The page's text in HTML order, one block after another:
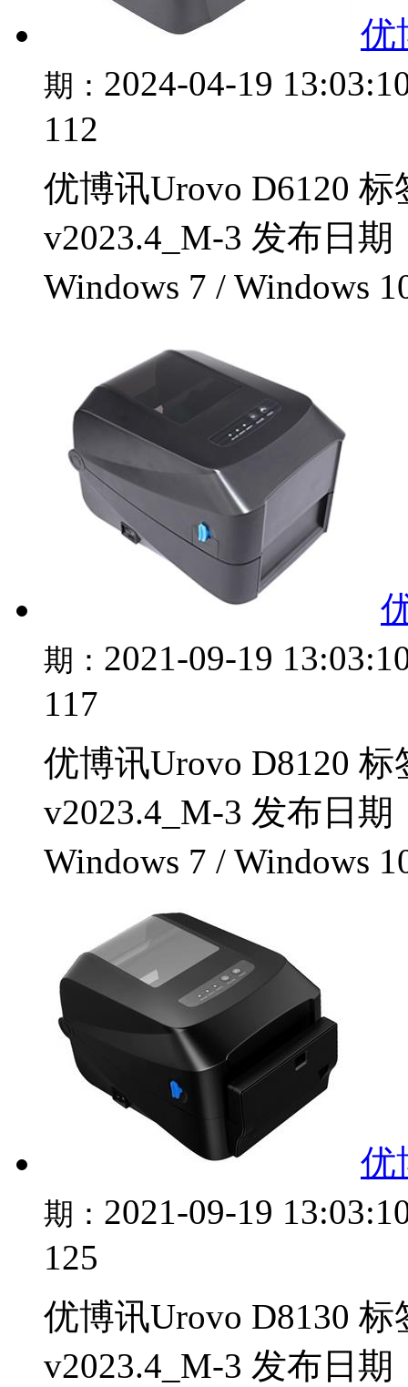
优
期： 2024-04-19
112
优博讯Urovo D6120
v2023.4_M-3 发布日
Windows 7 / Windows
期： 2021-09-19
117
优博讯Urovo D8120
v2023.4_M-3 发布日
Windows 7 / Windows
优
期： 2021-09-19
125
优博讯Urovo D8130
v2023.4_M-3 发布日